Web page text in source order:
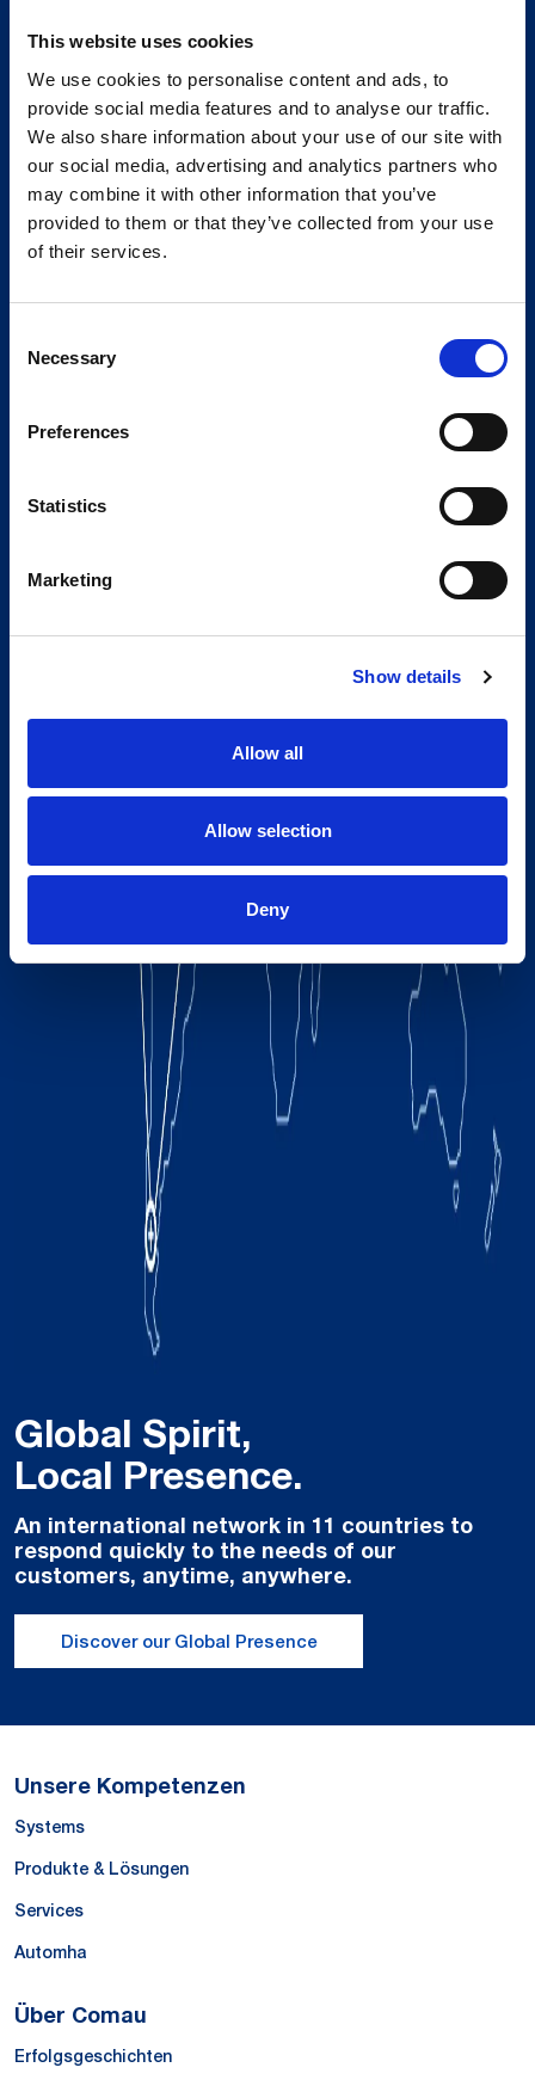
This website uses cookies
We use cookies to personalise content and ads, to
provide social media features and to analyse our traffic.
We also share information about your use of our site with
our social media, advertising and analytics partners who
may combine it with other information that you’ve
provided to them or that they’ve collected from your use
of their services.
Selection
Necessary
Preferences
Statistics
Marketing
Show details
Allow all
Allow selection
Deny
Global Spirit,
Local Presence.
An international network in 11 countries to
respond quickly to the needs of our
customers, anytime, anywhere.
Discover our Global Presence
Unsere Kompetenzen
Systems
Produkte & Lösungen
Services
Automha
Über Comau
Erfolgsgeschichten